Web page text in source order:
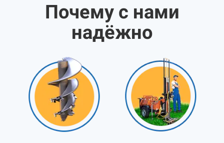
Почему с нами
надёжно